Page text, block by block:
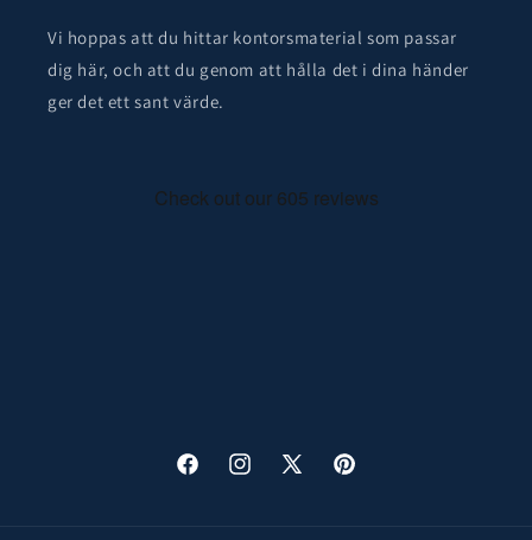
Vi hoppas att du hittar kontorsmaterial som passar
dig här, och att du genom att hålla det i dina händer
ger det ett sant värde.
FacebookInstagram
X
Pinterest